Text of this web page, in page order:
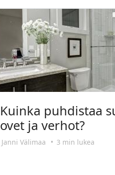
Kuinka puhdistaa
ovet ja verhot?
Janni Välimaa • 3 min lukea